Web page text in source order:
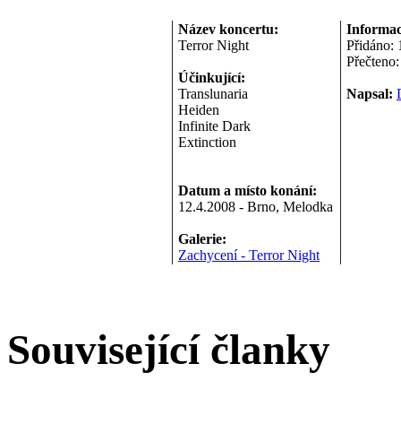
Název koncertu:
Terror Night
Účinkující:
Translunaria
Heiden
Infinite Dark
Extinction
Datum a místo konání:
12.4.2008 - Brno, Melodka
Galerie:
Zachycení - Terror Night
Přidáno:
Napsal:
Související članky